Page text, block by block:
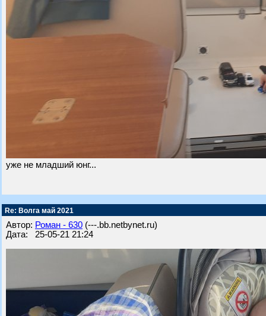
уже не младший юнг...
Re: Волга май 2021
Автор: Роман - 630 (---.bb.netbynet.ru)
Дата: 25-05-21 21:24